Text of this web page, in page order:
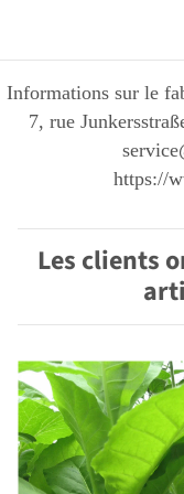
Informations sur le
7, rue
https://
Les clients